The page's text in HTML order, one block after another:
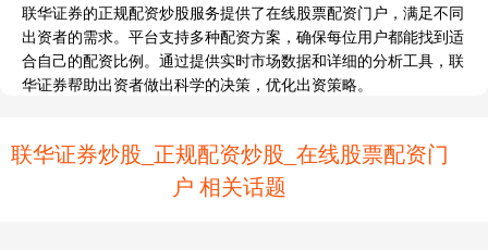
联华证券的正规配资炒股服务提供了在线股票配资门户，满足不同
出资者的需求。平台支持多种配资方案，确保每位用户都能找到适
合自己的配资比例。通过提供实时市场数据和详细的分析工具，联
华证券帮助出资者做出科学的决策，优化出资策略。
联华证券炒股_正规配资炒股_在线股票配资门
户 相关话题